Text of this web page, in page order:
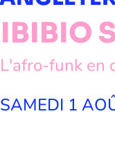
IBIBIO
L'afro-funk en
SAMEDI 1